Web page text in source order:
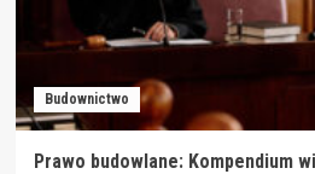
Dentika
Budownictwo
Prawo budowlane: Kompendium